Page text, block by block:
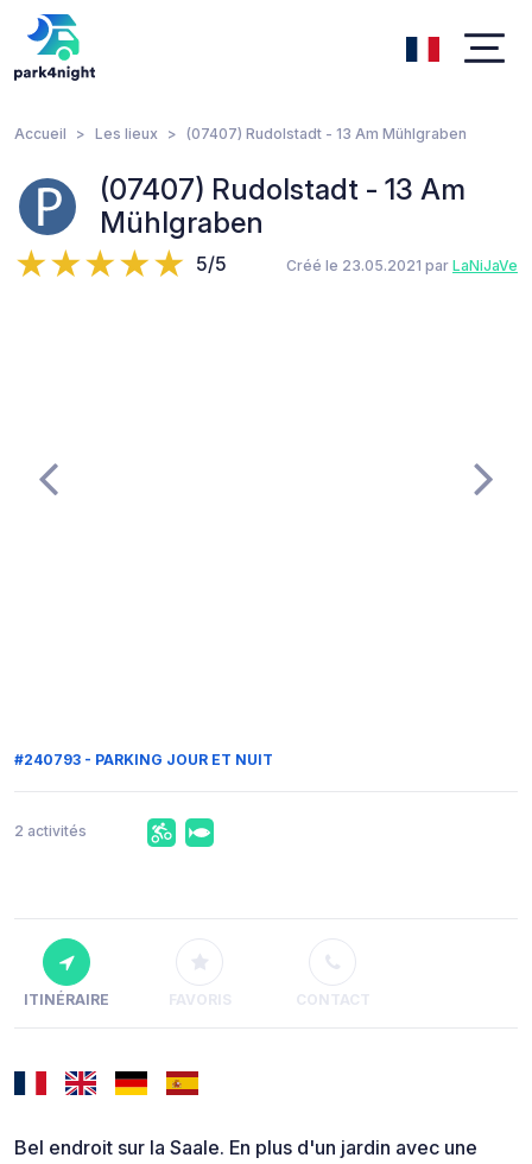
Accueil Les lieux (07407) Rudolstadt - 13 Am Mühlgraben
(07407) Rudolstadt - 13 Am
Mühlgraben
5/5 Créé le 23.05.2021 par LaNiJaVe
#240793 - PARKING JOUR ET NUIT
2 activités
ITINÉRAIRE FAVORIS CONTACT
Bel endroit sur la Saale. En plus d'un jardin avec une